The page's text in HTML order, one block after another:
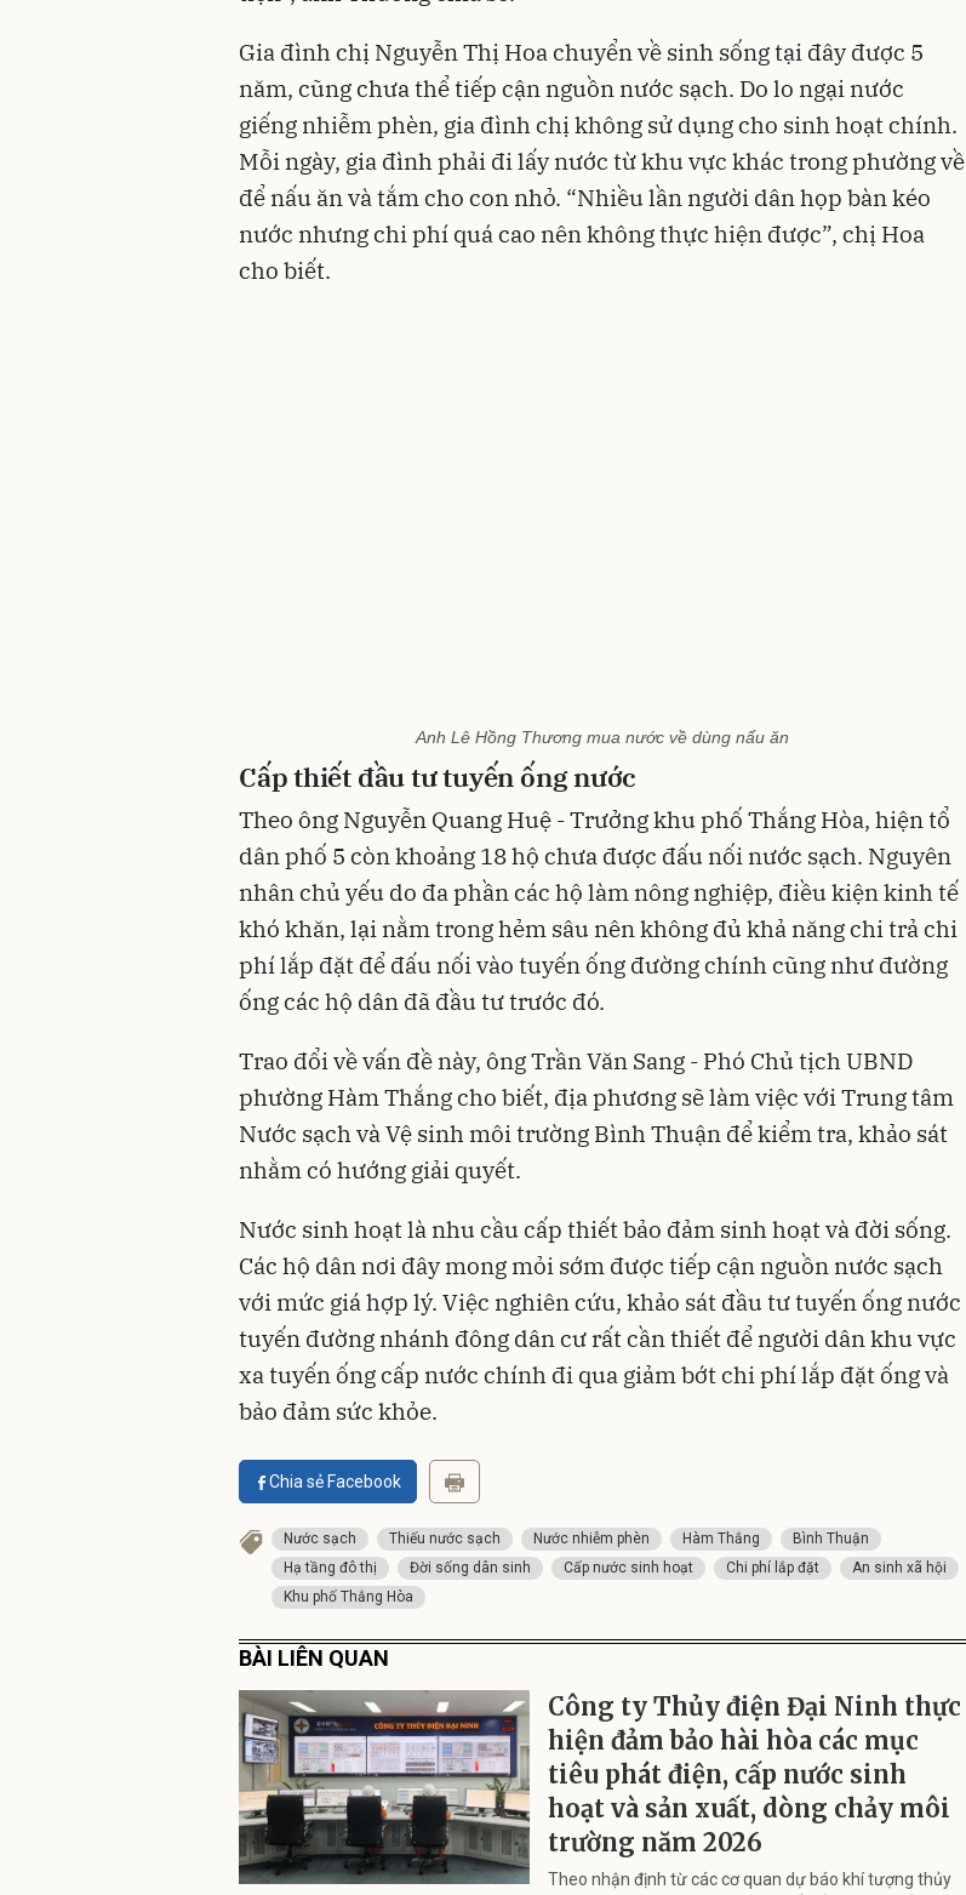
Gia đình chị Nguyễn Thị Hoa chuyển về sinh sống tại đây được 5
năm, cũng chưa thể tiếp cận nguồn nước sạch. Do lo ngại nước
giếng nhiễm phèn, gia đình chị không sử dụng cho sinh hoạt chính.
Mỗi ngày, gia đình phải đi lấy nước từ khu vực khác trong phường về
để nấu ăn và tắm cho con nhỏ. “Nhiều lần người dân họp bàn kéo
nước nhưng chi phí quá cao nên không thực hiện được”, chị Hoa
cho biết.
Anh Lê Hồng Thương mua nước về dùng nấu ăn
Cấp thiết đầu tư tuyến ống nước
Theo ông Nguyễn Quang Huệ - Trưởng khu phố Thắng Hòa, hiện tổ
dân phố 5 còn khoảng 18 hộ chưa được đấu nối nước sạch. Nguyên
nhân chủ yếu do đa phần các hộ làm nông nghiệp, điều kiện kinh tế
khó khăn, lại nằm trong hẻm sâu nên không đủ khả năng chi trả chi
phí lắp đặt để đấu nối vào tuyến ống đường chính cũng như đường
ống các hộ dân đã đầu tư trước đó.
Trao đổi về vấn đề này, ông Trần Văn Sang - Phó Chủ tịch UBND
phường Hàm Thắng cho biết, địa phương sẽ làm việc với Trung tâm
Nước sạch và Vệ sinh môi trường Bình Thuận để kiểm tra, khảo sát
nhằm có hướng giải quyết.
Nước sinh hoạt là nhu cầu cấp thiết bảo đảm sinh hoạt và đời sống.
Các hộ dân nơi đây mong mỏi sớm được tiếp cận nguồn nước sạch
với mức giá hợp lý. Việc nghiên cứu, khảo sát đầu tư tuyến ống nước
tuyến đường nhánh đông dân cư rất cần thiết để người dân khu vực
xa tuyến ống cấp nước chính đi qua giảm bớt chi phí lắp đặt ống và
bảo đảm sức khỏe.
Chia sẻ Facebook
Nước sạch Thiếu nước sạch Nước nhiễm phèn Hàm Thắng
Bình Thuận
Hạ tầng đô thị
Đời sống dân sinh Cấp nước sinh hoạt Chi phí lắp đặt
An sinh xã hội
Khu phố Thắng Hòa
BÀI LIÊN QUAN
Công ty Thủy điện Đại Ninh thực
hiện đảm bảo hài hòa các mục
tiêu phát điện, cấp nước sinh
hoạt và sản xuất, dòng chảy môi
trường năm 2026
Theo nhận định từ các cơ quan dự báo khí tượng thủy